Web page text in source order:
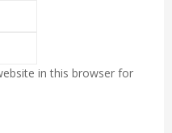
in this browser for